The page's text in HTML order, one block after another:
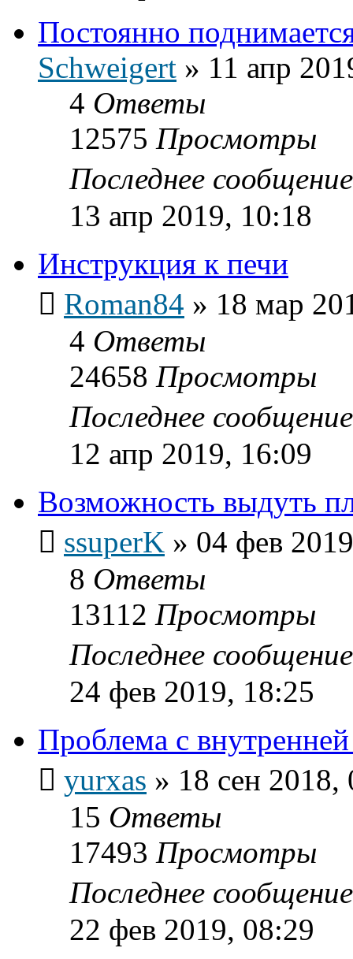
Постоянно
Schweigert » 11 апр
4 Ответы
12575 Просмотры
Последнее
13 апр 2019, 10:18
Инструкция к печи
Roman84 » 18 мар
4 Ответы
24658 Просмотры
Последнее
12 апр 2019, 16:09
Возможность выдуть
ssuperK » 04 фев
8 Ответы
13112 Просмотры
Последнее
24 фев 2019, 18:25
Проблема с
yurxas » 18 сен 2018,
15 Ответы
17493 Просмотры
Последнее
22 фев 2019, 08:29